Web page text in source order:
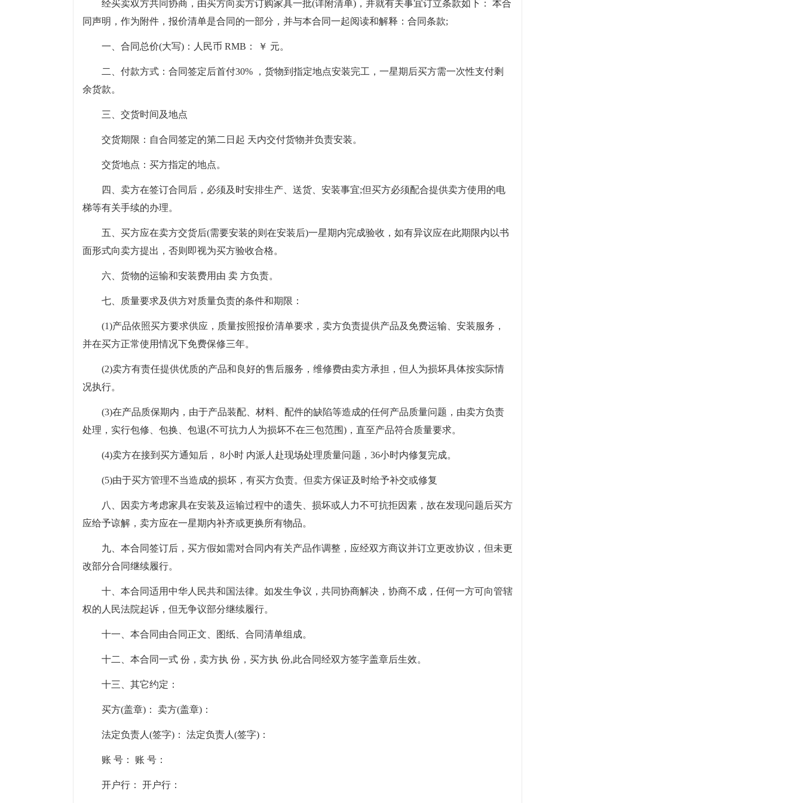
经买卖双方共同协商，由买方向卖方订购家具一批(详附清单)，并就有关事宜订立条款如下： 本合
同声明，作为附件，报价清单是合同的一部分，并与本合同一起阅读和解释：合同条款;
一、合同总价(大写)：人民币 RMB： ￥ 元。
二、付款方式：合同签定后首付30% ，货物到指定地点安装完工，一星期后买方需一次性支付剩
余货款。
三、交货时间及地点
交货期限：自合同签定的第二日起 天内交付货物并负责安装。
交货地点：买方指定的地点。
四、卖方在签订合同后，必须及时安排生产、送货、安装事宜;但买方必须配合提供卖方使用的电
梯等有关手续的办理。
五、买方应在卖方交货后(需要安装的则在安装后)一星期内完成验收，如有异议应在此期限内以书
面形式向卖方提出，否则即视为买方验收合格。
六、货物的运输和安装费用由 卖 方负责。
七、质量要求及供方对质量负责的条件和期限：
(1)产品依照买方要求供应，质量按照报价清单要求，卖方负责提供产品及免费运输、安装服务，
并在买方正常使用情况下免费保修三年。
(2)卖方有责任提供优质的产品和良好的售后服务，维修费由卖方承担，但人为损坏具体按实际情
况执行。
(3)在产品质保期内，由于产品装配、材料、配件的缺陷等造成的任何产品质量问题，由卖方负责
处理，实行包修、包换、包退(不可抗力人为损坏不在三包范围)，直至产品符合质量要求。
(4)卖方在接到买方通知后， 8小时 内派人赴现场处理质量问题，36小时内修复完成。
(5)由于买方管理不当造成的损坏，有买方负责。但卖方保证及时给予补交或修复
八、因卖方考虑家具在安装及运输过程中的遗失、损坏或人力不可抗拒因素，故在发现问题后买方
应给予谅解，卖方应在一星期内补齐或更换所有物品。
九、本合同签订后，买方假如需对合同内有关产品作调整，应经双方商议并订立更改协议，但未更
改部分合同继续履行。
十、本合同适用中华人民共和国法律。如发生争议，共同协商解决，协商不成，任何一方可向管辖
权的人民法院起诉，但无争议部分继续履行。
十一、本合同由合同正文、图纸、合同清单组成。
十二、本合同一式 份，卖方执 份，买方执 份,此合同经双方签字盖章后生效。
十三、其它约定：
买方(盖章)： 卖方(盖章)：
法定负责人(签字)： 法定负责人(签字)：
账 号： 账 号：
开户行： 开户行：